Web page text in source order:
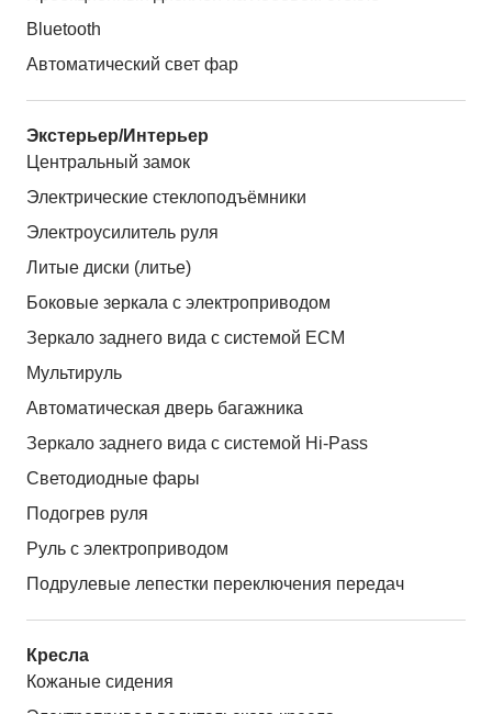
Bluetooth
Автоматический свет фар
Экстерьер/Интерьер
Центральный замок
Электрические стеклоподъёмники
Электроусилитель руля
Литые диски (литье)
Боковые зеркала с электроприводом
Зеркало заднего вида с системой ЕСМ
Мультируль
Автоматическая дверь багажника
Зеркало заднего вида с системой Hi-Pass
Светодиодные фары
Подогрев руля
Руль с электроприводом
Подрулевые лепестки переключения передач
Кресла
Кожаные сидения